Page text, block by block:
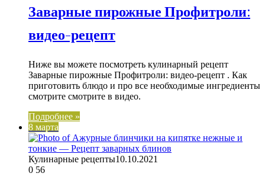
Заварные пирожные Профитроли:
видео-рецепт
Ниже вы можете посмотреть кулинарный рецепт
Заварные пирожные Профитроли: видео-рецепт . Как
приготовить блюдо и про все необходимые ингредиенты
смотрите смотрите в видео.
Подробнее »
8 марта
Кулинарные рецепты10.10.2021
0 56